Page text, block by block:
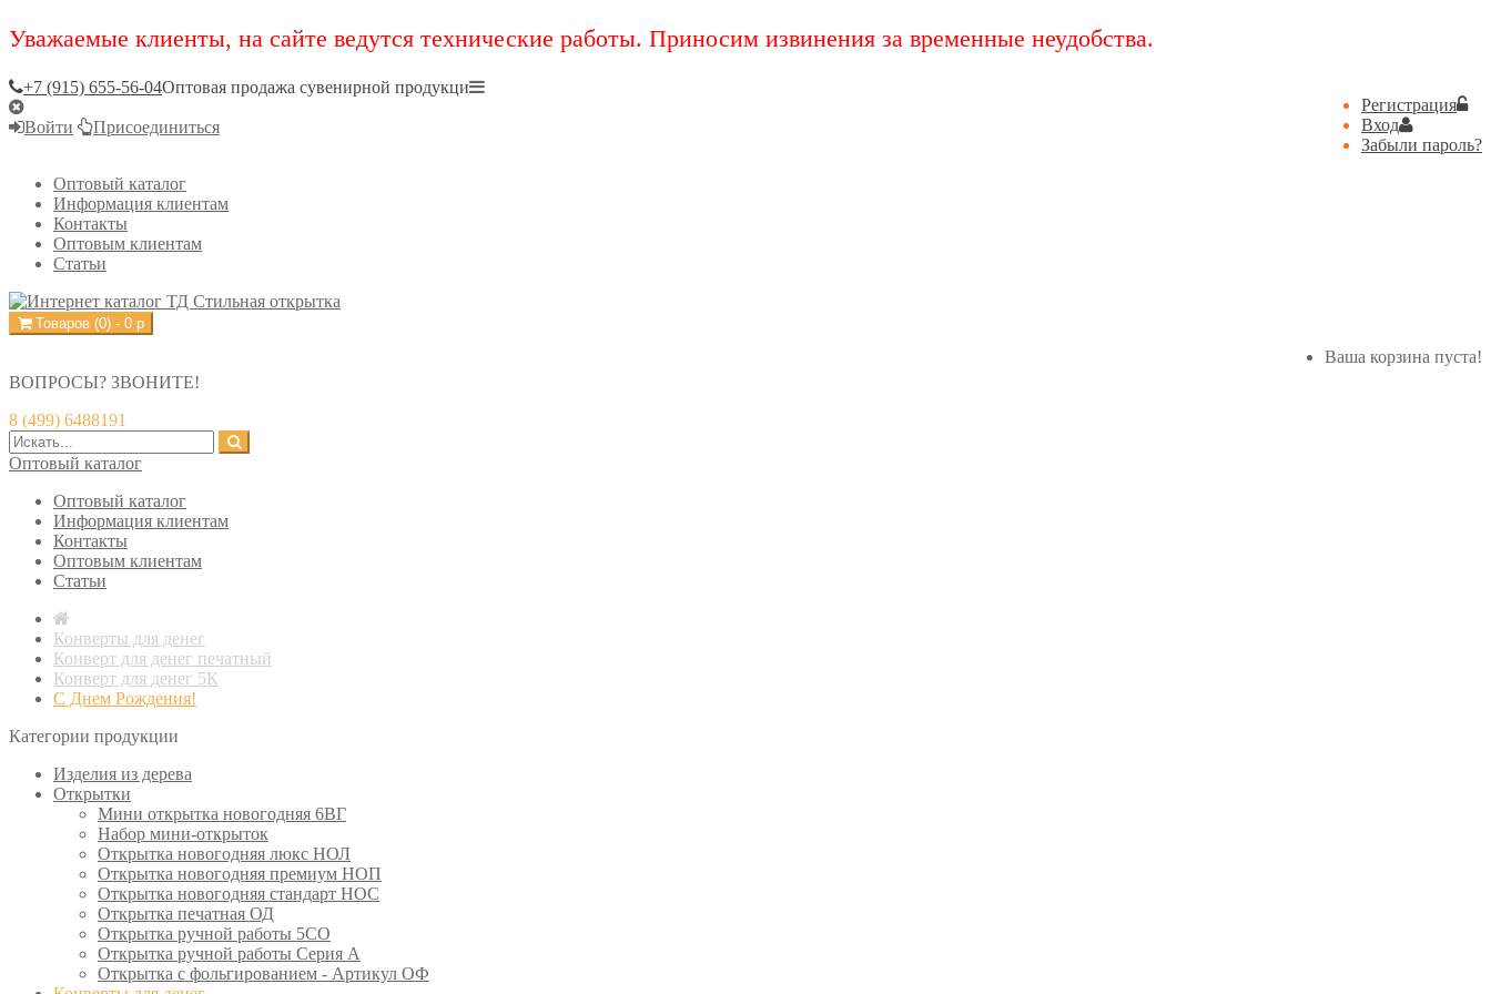
Уважаемые клиенты, на сайте ведутся технические работы. Приносим извинения за временные неудобства.
+7 (915) 655-56-04Оптовая продажа сувенирной продукци
Регистрация
Вход
Забыли пароль?
Войти Присоединиться
Оптовый каталог
Информация клиентам
Контакты
Оптовым клиентам
Статьи
Товаров (0) - 0 р
Ваша корзина пуста!
ВОПРОСЫ? ЗВОНИТЕ!
8 (499) 6488191
Оптовый каталог
Оптовый каталог
Информация клиентам
Контакты
Оптовым клиентам
Статьи
Конверты для денег
Конверт для денег печатный
Конверт для денег 5К
С Днем Рождения!
Категории продукции
Изделия из дерева
Открытки
Мини открытка новогодняя 6ВГ
Набор мини-открыток
Открытка новогодняя люкс НОЛ
Открытка новогодняя премиум НОП
Открытка новогодняя стандарт НОС
Открытка печатная ОД
Открытка ручной работы 5СО
Открытка ручной работы Серия А
Открытка с фольгированием - Артикул ОФ